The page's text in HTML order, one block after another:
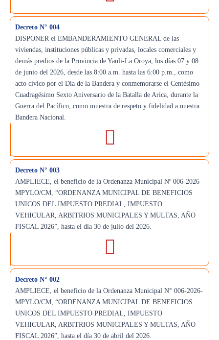
Decreto N° 004
DISPONER el EMBANDERAMIENTO GENERAL de las
viviendas, instituciones públicas y privadas, locales comerciales y
demás predios de la Provincia de Yauli-La Oroya, los días 07 y 08
de junio del 2026, desde las 8:00 a.m. hasta las 6:00 p.m., como
acto cívico por el Día de la Bandera y conmemorarse el Centésimo
Cuadragésimo Sexto Aniversario de la Batalla de Arica, durante la
Guerra del Pacífico, como muestra de respeto y fidelidad a nuestra
Bandera Nacional.
Decreto N° 003
AMPLIECE, el beneficio de la Ordenanza Municipal Nº 006-2026-
MPYLO/CM, “ORDENANZA MUNICIPAL DE BENEFICIOS
UNICOS DEL IMPUESTO PREDIAL, IMPUESTO
VEHICULAR, ARBITRIOS MUNICIPALES Y MULTAS, AÑO
FISCAL 2026”, hasta el día 30 de julio del 2026.
Decreto N° 002
AMPLIECE, el beneficio de la Ordenanza Municipal N° 006-2026-
MPYLO/CM, “ORDENANZA MUNICIPAL DE BENEFICIOS
UNICOS DEL IMPUESTO PREDIAL, IMPUESTO
VEHICULAR, ARBITRIOS MUNICIPALES Y MULTAS, AÑO
FISCAL 2026”, hasta el día 30 de abril del 2026.